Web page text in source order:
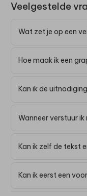
Veelgestelde
Wat zet je op een
Hoe maak ik een
Kan ik de
Wanneer verstuur
Kan ik zelf de tekst
Kan ik eerst een